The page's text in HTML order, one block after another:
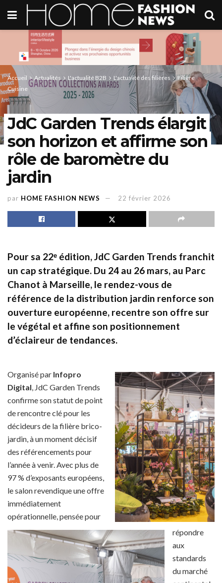
Accueil Actualités L'actualité B2B L'actualité des filières
Filière
Cuisine
JdC Garden Trends élargit
son horizon et affirme son
rôle de baromètre du
jardin
par HOME FASHION NEWS 22 février 2026
Pour sa 22ᵉ édition, JdC Garden Trends franchit
un cap stratégique. Du 24 au 26 mars, au Parc
Chanot à Marseille, le rendez-vous de
référence de la distribution jardin renforce son
ouverture européenne, recentre son offre sur
le végétal et affine son positionnement
d’éclaireur de tendances.
Organisé par Infopro
Digital, JdC Garden Trends
confirme son statut de point
de rencontre clé pour les
décideurs de la filière brico-
jardin, à un moment décisif
des référencements pour
l’année à venir. Avec plus de
97 % d’exposants européens,
le salon revendique une offre
immédiatement
opérationnelle, pensée pour
répondre
aux
standards
du marché